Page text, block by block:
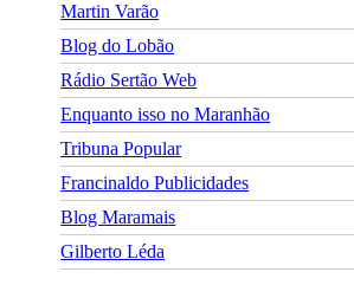
Martin Varão
Blog do Lobão
Rádio Sertão Web
Enquanto isso no Maranhão
Tribuna Popular
Francinaldo Publicidades
Blog Maramais
Gilberto Léda